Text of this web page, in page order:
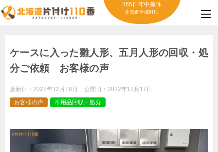
365日年中無休
北海道全域対応
ケースに入った雛人形、五月人形の回収・処
分ご依頼 お客様の声
更新日： 2022年12月18日 公開日： 2022年12月17日
お客様の声
不用品回収・処分